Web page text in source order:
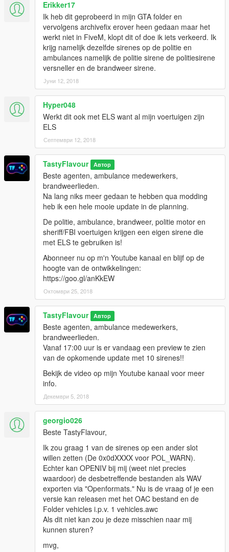
Erikker17
Ik heb dit geprobeerd in mijn GTA folder en
vervolgens archivefix erover heen gedaan maar het
werkt niet in FiveM, klopt dit of doe ik iets verkeerd. Ik
krijg namelijk dezelfde sirenes op de politie en
ambulances namelijk de politie sirene de politiesirene
versneller en de brandweer sirene.
Јуни 12, 2018
Hyper048
Werkt dit ook met ELS want al mijn voertuigen zijn
ELS
Септември 12, 2018
TastyFlavour Автор
Beste agenten, ambulance medewerkers,
brandweerlieden.
Na lang niks meer gedaan te hebben qua modding
heb ik een hele mooie update in de planning.
De politie, ambulance, brandweer, politie motor en
sheriff/FBI voertuigen krijgen een eigen sirene die
met ELS te gebruiken is!
Abonneer nu op m'n Youtube kanaal en blijf op de
hoogte van de ontwikkelingen:
https://goo.gl/anKkEW
Октомври 25, 2018
TastyFlavour Автор
Beste agenten, ambulance medewerkers,
brandweerlieden.
Vanaf 17:00 uur is er vandaag een preview te zien
van de opkomende update met 10 sirenes!!
Bekijk de video op mijn Youtube kanaal voor meer
info.
Декември 5, 2018
georgio026
Beste TastyFlavour,
Ik zou graag 1 van de sirenes op een ander slot
willen zetten (De 0x0dXXXX voor POL_WARN).
Echter kan OPENIV bij mij (weet niet precies
waardoor) de desbetreffende bestanden als WAV
exporten via "Openformats." Nu is de vraag of je een
versie kan releasen met het OAC bestand en de
Folder vehicles i.p.v. 1 vehicles.awc
Als dit niet kan zou je deze misschien naar mij
kunnen sturen?
mvg,